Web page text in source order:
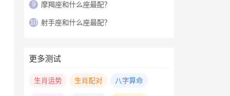
9 摩羯座和什么座最配？
10 射手座和什么座最配？
更多测试
生肖运势 生肖配对 八字算命